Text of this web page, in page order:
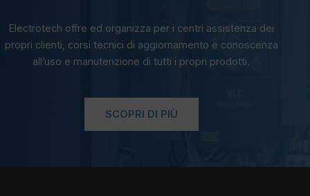
Electrotech offre ed organizza per i centri assistenza dei
propri clienti, corsi tecnici di aggiornamento e conoscenza
all’uso e manutenzione di tutti i propri prodotti.
SCOPRI DI PIÙ